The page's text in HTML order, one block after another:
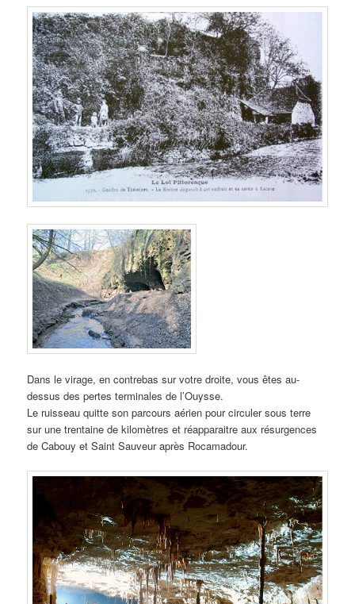
Dans le virage, en contrebas sur votre droite, vous êtes au-
dessus des pertes terminales de l’Ouysse.
Le ruisseau quitte son parcours aérien pour circuler sous terre
sur une trentaine de kilomètres et réapparaitre aux résurgences
de Cabouy et Saint Sauveur après Rocamadour.